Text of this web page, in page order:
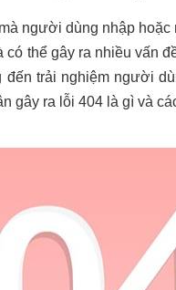
người dùng nhập
thể gây ra nhiều vấn
trải nghiệm người
gây ra lỗi 404 là gì và